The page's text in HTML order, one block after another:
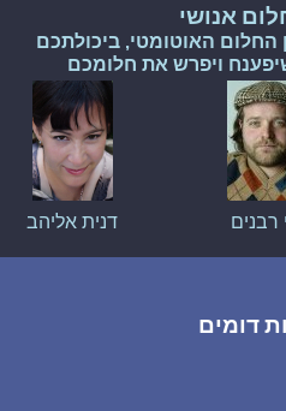
אנושי
האוטומטי, ביכולתכם
ויפרש את חלומכם
רבנים דנית אליהב
דומים